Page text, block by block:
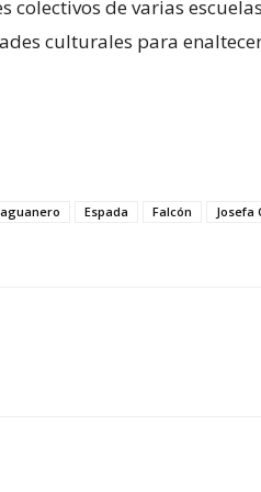
de varias
culturales para
Espada Falcón Josefa